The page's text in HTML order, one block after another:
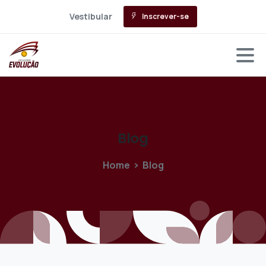
Vestibular Inscrever-se
Blog
Home Blog